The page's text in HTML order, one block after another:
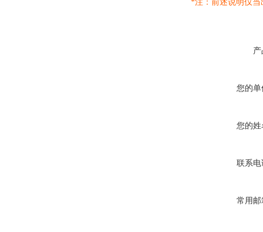
*注：前述说明仅当
您的单
您的姓
联系电
常用邮